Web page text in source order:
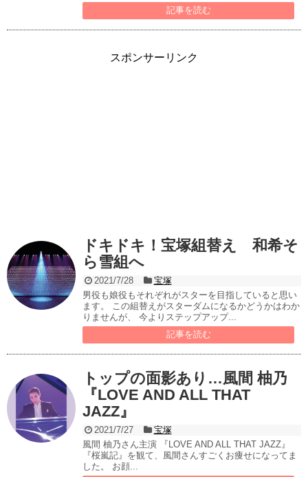
記事を読む
スポンサーリンク
ドキドキ！宝塚組替え 和希そ
ら雪組へ
2021/7/28
宝塚
男役も娘役もそれぞれがスターを目指していると思い
ます。 この組替えがスターダムになるかどうかはわか
りませんが、 今よりステップアップ...
記事を読む
トップの面影あり…風間 柚乃
『LOVE AND ALL THAT
JAZZ』
2021/7/27
宝塚
風間 柚乃さん主演 『LOVE AND ALL THAT JAZZ』
『桜嵐記』を観て、風間さんすごくお痩せになってま
した。 お顔...